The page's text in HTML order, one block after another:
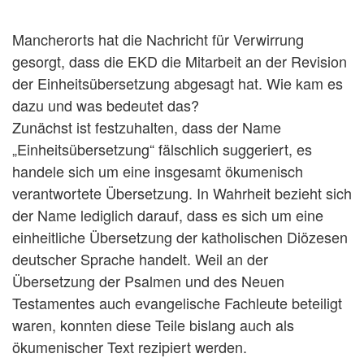
Mancherorts hat die Nachricht für Verwirrung
gesorgt, dass die EKD die Mitarbeit an der Revision
der Einheitsübersetzung abgesagt hat. Wie kam es
dazu und was bedeutet das?
Zunächst ist festzuhalten, dass der Name
„Einheitsübersetzung“ fälschlich suggeriert, es
handele sich um eine insgesamt ökumenisch
verantwortete Übersetzung. In Wahrheit bezieht sich
der Name lediglich darauf, dass es sich um eine
einheitliche Übersetzung der katholischen Diözesen
deutscher Sprache handelt. Weil an der
Übersetzung der Psalmen und des Neuen
Testamentes auch evangelische Fachleute beteiligt
waren, konnten diese Teile bislang auch als
ökumenischer Text rezipiert werden.